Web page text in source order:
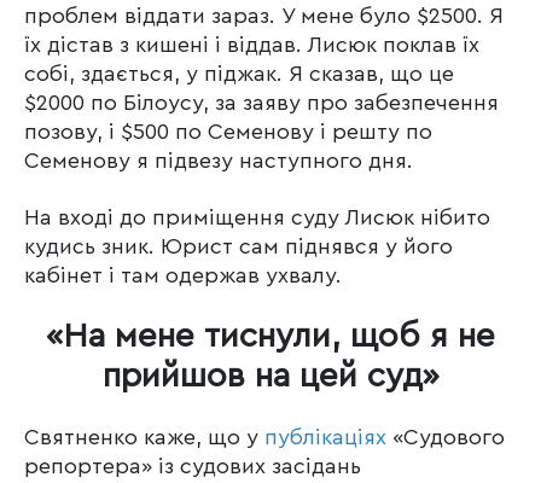
проблем віддати зараз. У мене було $2500. Я
їх дістав з кишені і віддав. Лисюк поклав їх
собі, здається, у піджак. Я сказав, що це
$2000 по Білоусу, за заяву про забезпечення
позову, і $500 по Семенову і решту по
Семенову я підвезу наступного дня.
На вході до приміщення суду Лисюк нібито
кудись зник. Юрист сам піднявся у його
кабінет і там одержав ухвалу.
«На мене тиснули, щоб я не
прийшов на цей суд»
Святненко каже, що у публікаціях «Судового
репортера» із судових засідань